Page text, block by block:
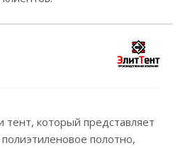
тент, который представляет
полотно,